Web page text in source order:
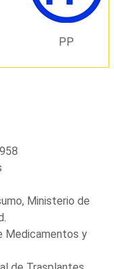
PP
Ministerio de
Medicamentos y